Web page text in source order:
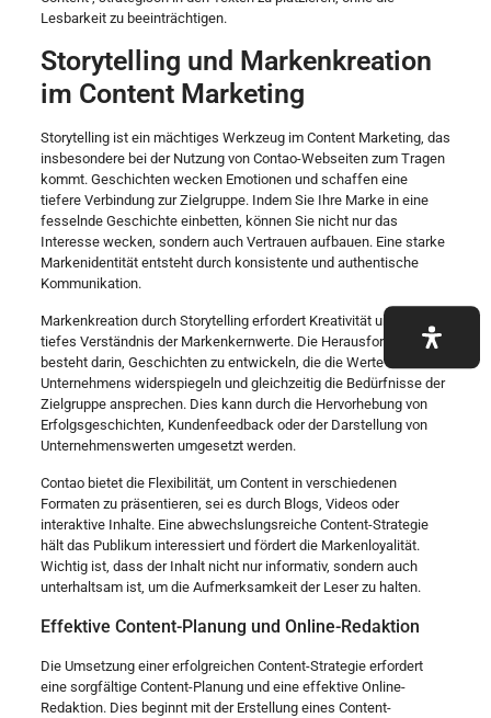
Lesbarkeit zu beeinträchtigen.
Storytelling und Markenkreation
im Content Marketing
Storytelling ist ein mächtiges Werkzeug im Content Marketing, das
insbesondere bei der Nutzung von Contao-Webseiten zum Tragen
kommt. Geschichten wecken Emotionen und schaffen eine
tiefere Verbindung zur Zielgruppe. Indem Sie Ihre Marke in eine
fesselnde Geschichte einbetten, können Sie nicht nur das
Interesse wecken, sondern auch Vertrauen aufbauen. Eine starke
Markenidentität entsteht durch konsistente und authentische
Kommunikation.
Markenkreation durch Storytelling erfordert Kreativität und ein
tiefes Verständnis der Markenkernwerte. Die Herausforderung
besteht darin, Geschichten zu entwickeln, die die Werte des
Unternehmens widerspiegeln und gleichzeitig die Bedürfnisse der
Zielgruppe ansprechen. Dies kann durch die Hervorhebung von
Erfolgsgeschichten, Kundenfeedback oder der Darstellung von
Unternehmenswerten umgesetzt werden.
Contao bietet die Flexibilität, um Content in verschiedenen
Formaten zu präsentieren, sei es durch Blogs, Videos oder
interaktive Inhalte. Eine abwechslungsreiche Content-Strategie
hält das Publikum interessiert und fördert die Markenloyalität.
Wichtig ist, dass der Inhalt nicht nur informativ, sondern auch
unterhaltsam ist, um die Aufmerksamkeit der Leser zu halten.
Effektive Content-Planung und Online-Redaktion
Die Umsetzung einer erfolgreichen Content-Strategie erfordert
eine sorgfältige Content-Planung und eine effektive Online-
Redaktion. Dies beginnt mit der Erstellung eines Content-